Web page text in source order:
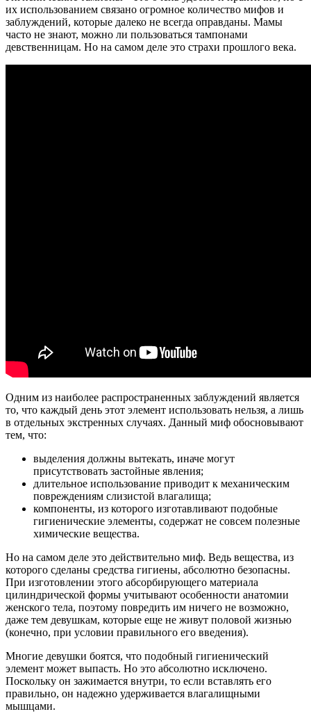
их использованием связано огромное количество мифов и
заблуждений, которые далеко не всегда оправданы. Мамы
часто не знают, можно ли пользоваться тампонами
девственницам. Но на самом деле это страхи прошлого века.
Одним из наиболее распространенных заблуждений является
то, что каждый день этот элемент использовать нельзя, а лишь
в отдельных экстренных случаях. Данный миф обосновывают
тем, что:
выделения должны вытекать, иначе могут
присутствовать застойные явления;
длительное использование приводит к механическим
повреждениям слизистой влагалища;
компоненты, из которого изготавливают подобные
гигиенические элементы, содержат не совсем полезные
химические вещества.
Но на самом деле это действительно миф. Ведь вещества, из
которого сделаны средства гигиены, абсолютно безопасны.
При изготовлении этого абсорбирующего материала
цилиндрической формы учитывают особенности анатомии
женского тела, поэтому повредить им ничего не возможно,
даже тем девушкам, которые еще не живут половой жизнью
(конечно, при условии правильного его введения).
Многие девушки боятся, что подобный гигиенический
элемент может выпасть. Но это абсолютно исключено.
Поскольку он зажимается внутри, то если вставлять его
правильно, он надежно удерживается влагалищными
мышцами.